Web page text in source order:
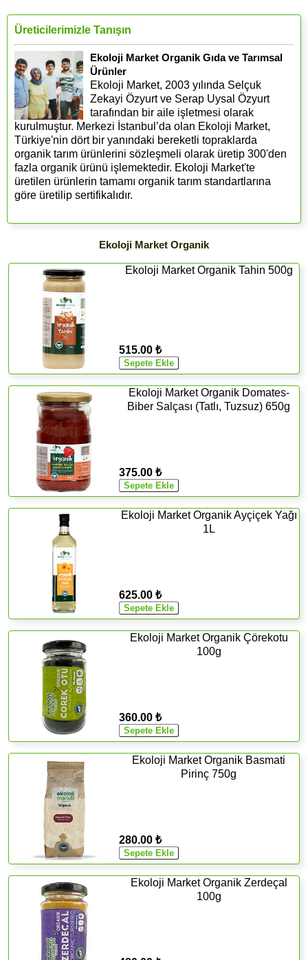
Üreticilerimizle Tanışın
Ekoloji Market Organik Gıda ve Tarımsal
Ürünler
Ekoloji Market, 2003 yılında Selçuk
Zekayi Özyurt ve Serap Uysal Özyurt
tarafından bir aile işletmesi olarak
kurulmuştur. Merkezi İstanbul’da olan Ekoloji Market,
Türkiye'nin dört bir yanındaki bereketli topraklarda
organik tarım ürünlerini sözleşmeli olarak üretip 300'den
fazla organik ürünü işlemektedir. Ekoloji Market'te
üretilen ürünlerin tamamı organik tarım standartlarına
göre üretilip sertifikalıdır.
Ekoloji Market Organik
Ekoloji Market Organik Tahin 500g
515.00 ₺
Ekoloji Market Organik Domates-
Biber Salçası (Tatlı, Tuzsuz) 650g
375.00 ₺
Ekoloji Market Organik Ayçiçek Yağı
1L
625.00 ₺
Ekoloji Market Organik Çörekotu
100g
360.00 ₺
Ekoloji Market Organik Basmati
Pirinç 750g
280.00 ₺
Ekoloji Market Organik Zerdeçal
100g